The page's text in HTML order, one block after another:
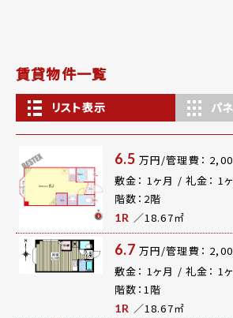
賃貸物件一覧
リスト表示 パ
6.5 万円/管理費：
敷金： 1ヶ月 / 礼金： 1
階数：2階
1R ／18.67㎡
6.7 万円/管理費：
敷金： 1ヶ月 / 礼金： 1
階数：1階
1R ／18.67㎡